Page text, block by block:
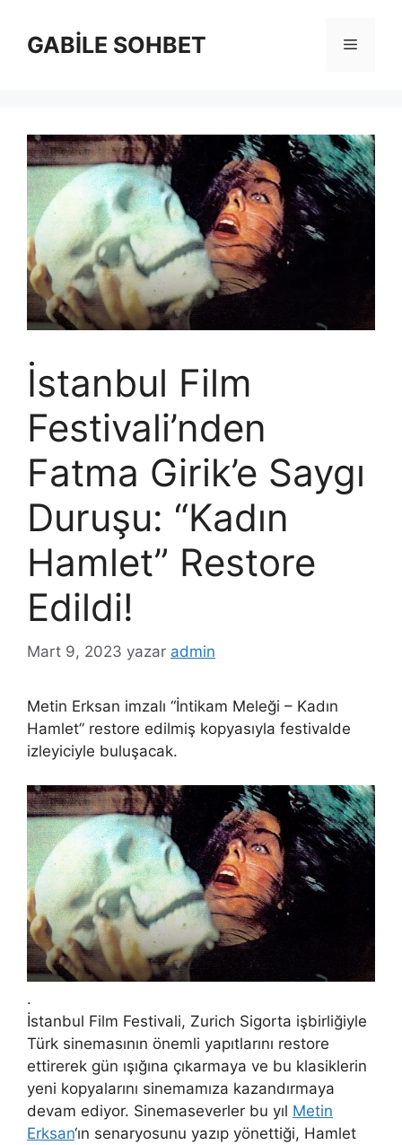
GABİLE SOHBET Menü
İstanbul Film
Festivali’nden
Fatma Girik’e Saygı
Duruşu: “Kadın
Hamlet” Restore
Edildi!
Mart 9, 2023 yazar admin
Metin Erksan imzalı “İntikam Meleği – Kadın
Hamlet” restore edilmiş kopyasıyla festivalde
izleyiciyle buluşacak.
.
İstanbul Film Festivali, Zurich Sigorta işbirliğiyle
Türk sinemasının önemli yapıtlarını restore
ettirerek gün ışığına çıkarmaya ve bu klasiklerin
yeni kopyalarını sinemamıza kazandırmaya
devam ediyor. Sinemaseverler bu yıl Metin
Erksan‘ın senaryosunu yazıp yönettiği, Hamlet